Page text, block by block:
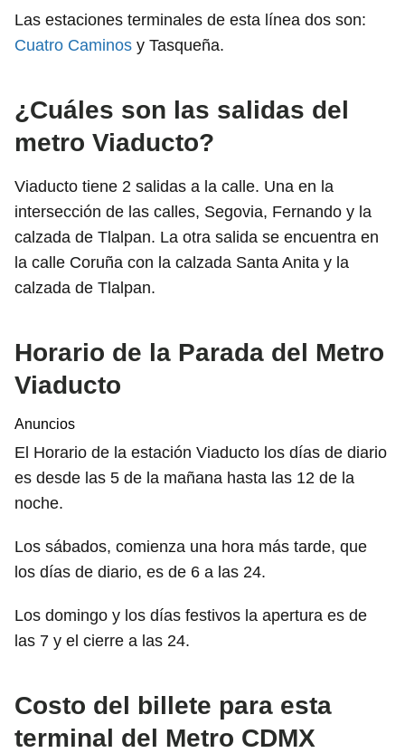
Las estaciones terminales de esta línea dos son:
Cuatro Caminos y Tasqueña.
¿Cuáles son las salidas del
metro Viaducto?
Viaducto tiene 2 salidas a la calle. Una en la
intersección de las calles, Segovia, Fernando y la
calzada de Tlalpan. La otra salida se encuentra en
la calle Coruña con la calzada Santa Anita y la
calzada de Tlalpan.
Horario de la Parada del Metro
Viaducto
Anuncios
El Horario de la estación Viaducto los días de diario
es desde las 5 de la mañana hasta las 12 de la
noche.
Los sábados, comienza una hora más tarde, que
los días de diario, es de 6 a las 24.
Los domingo y los días festivos la apertura es de
las 7 y el cierre a las 24.
Costo del billete para esta
terminal del Metro CDMX